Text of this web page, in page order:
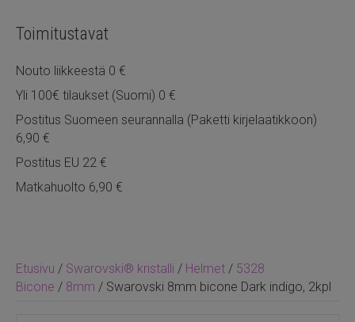
Etusivu / Swarovski® kristalli / Helmet / 5328
Bicone / 8mm / Swarovski 8mm bicone Dark indigo, 2kpl
Toimitustavat
Nouto liikkeestä 0 €
Yli 100€ tilaukset (Suomi) 0 €
Postitus Suomeen seurannalla (Paketti kirjelaatikkoon)
6,90 €
Postitus EU 22 €
Matkahuolto 6,90 €